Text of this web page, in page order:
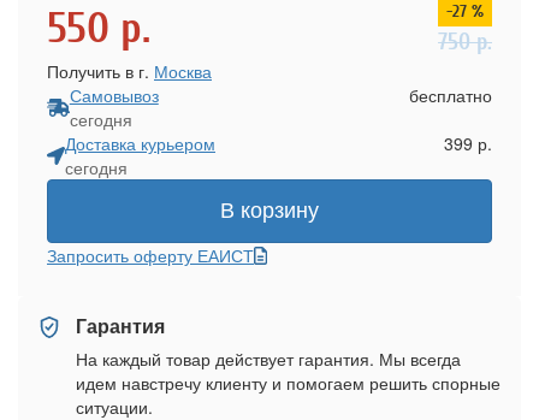
550 р. -27 %
750р.
Получить в г. Москва
Самовывоз
сегодня
бесплатно
Доставка курьером
сегодня
399 р.
В корзину
Запросить оферту ЕАИСТ
Гарантия
На каждый товар действует гарантия. Мы всегда
идем навстречу клиенту и помогаем решить спорные
ситуации.